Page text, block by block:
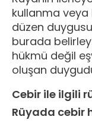
kullanma
düzen
burada
hükmü değil
oluşan
Cebir ile ilgili
Rüyada cebir